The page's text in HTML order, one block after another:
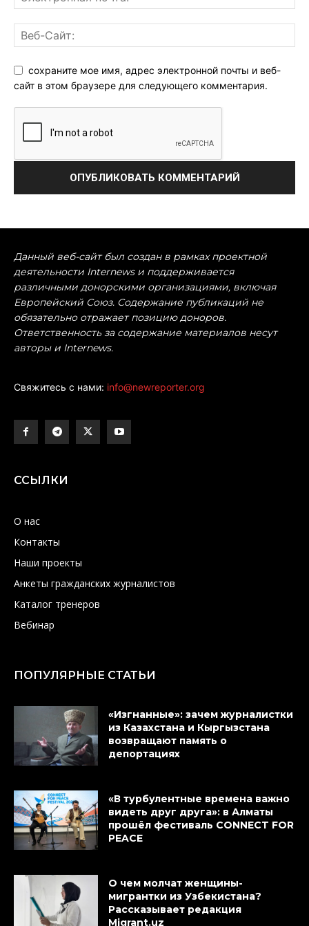
сохраните мое имя, адрес электронной почты и веб-
сайт в этом браузере для следующего комментария.
Данный веб-сайт был создан в рамках проектной
деятельности Internews и поддерживается
различными донорскими организациями, включая
Европейский Союз. Содержание публикаций не
обязательно отражает позицию доноров.
Ответственность за содержание материалов несут
авторы и Internews.
Свяжитесь с нами: info@newreporter.org
ССЫЛКИ
О нас
Контакты
Наши проекты
Анкеты гражданских журналистов
Каталог тренеров
Вебинар
ПОПУЛЯРНЫЕ СТАТЬИ
«Изгнанные»: зачем журналистки
из Казахстана и Кыргызстана
возвращают память о
депортациях
«В турбулентные времена важно
видеть друг друга»: в Алматы
прошёл фестиваль CONNECT FOR
PEACE
О чем молчат женщины-
мигрантки из Узбекистана?
Рассказывает редакция
Migrant.uz